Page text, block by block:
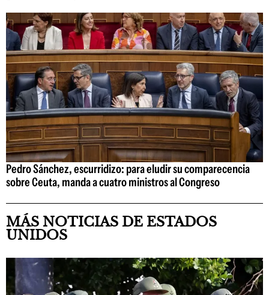
Pedro Sánchez, escurridizo: para eludir su comparecencia
sobre Ceuta, manda a cuatro ministros al Congreso
MÁS NOTICIAS DE ESTADOS
UNIDOS